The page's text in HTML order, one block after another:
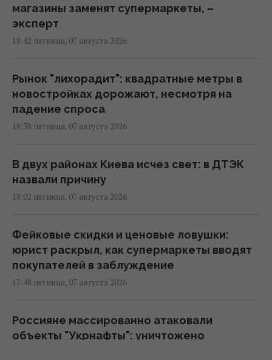
магазины заменят супермаркеты, –
эксперт
18:42 пятница, 07 августа 2026
Рынок "лихорадит": квадратные метры в
новостройках дорожают, несмотря на
падение спроса
18:38 пятница, 07 августа 2026
В двух районах Киева исчез свет: в ДТЭК
назвали причину
18:02 пятница, 07 августа 2026
Фейковые скидки и ценовые ловушки:
юрист раскрыл, как супермаркеты вводят
покупателей в заблуждение
17:48 пятница, 07 августа 2026
Россияне массированно атаковали
объекты "Укрнафты": уничтожено